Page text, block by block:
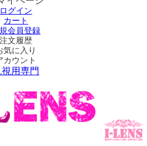
ログイン
カート
会員登録
注文履歴
気に入り
カウント
用専門